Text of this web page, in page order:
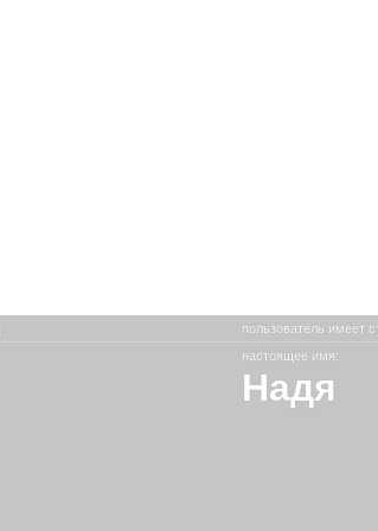
пользователь имеет
настоящее имя:
Надя